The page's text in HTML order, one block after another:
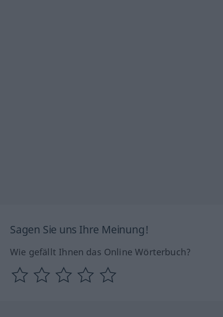
Sagen Sie uns Ihre Meinung!
Wie gefällt Ihnen das Online Wörterbuch?